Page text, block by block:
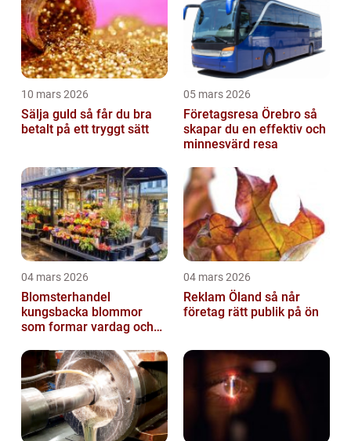
10 mars 2026
Sälja guld så får du bra
betalt på ett tryggt sätt
05 mars 2026
Företagsresa Örebro så
skapar du en effektiv och
minnesvärd resa
04 mars 2026
Blomsterhandel
kungsbacka blommor
som formar vardag och
04 mars 2026
Reklam Öland så når
företag rätt publik på ön